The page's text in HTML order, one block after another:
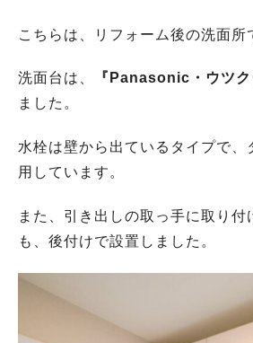
こちらは、リフォーム後の洗面所
洗面台は、 『Panasonic・ウツク
ました。
水栓は壁から出ているタイプで、
用しています。
また、引き出しの取っ手に取り付
も、後付けで設置しました。